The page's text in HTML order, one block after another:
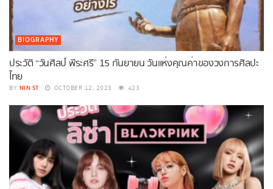
BIOGRAPHY
ประวัติ “วันศิลป์ พีระศรี” 15 กันยายน วันแห่งคุณค่าของวงการศิลปะ
ไทย
BY NIN ST OCTOBER 12, 2023 423